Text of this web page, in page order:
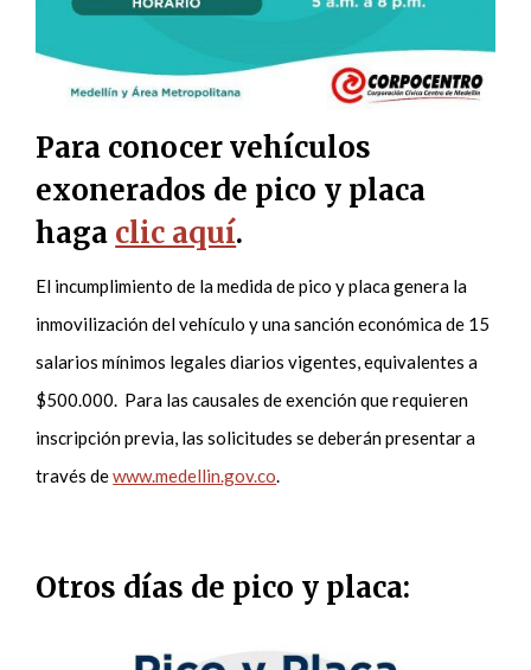
Para conocer vehículos
exonerados de pico y placa
haga clic aquí.
El incumplimiento de la medida de pico y placa genera la
inmovilización del vehículo y una sanción económica de 15
salarios mínimos legales diarios vigentes, equivalentes a
$500.000. Para las causales de exención que requieren
inscripción previa, las solicitudes se deberán presentar a
través dewww.medellin.gov.co.
Otros días de pico y placa: